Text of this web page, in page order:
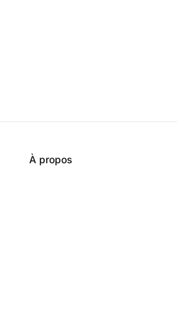
À propos